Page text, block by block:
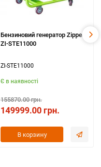
Бензиновий генератор Zipper
ZI-STE11000
ZI-STE11000
Є в наявності
155870.00 грн.
149999.00 грн.
В корзину